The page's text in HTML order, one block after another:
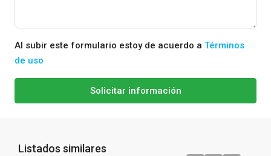
Al subir este formulario estoy de acuerdo a Términos
de uso
Solicitar información
Listados similares